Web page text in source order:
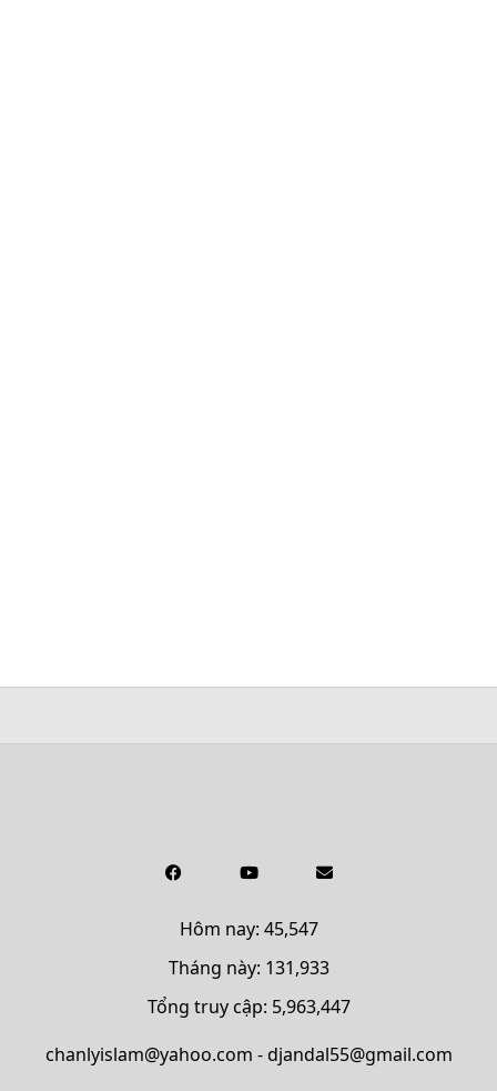
Hôm nay: 45,547
Tháng này: 131,933
Tổng truy cập: 5,963,447
chanlyislam@yahoo.com - djandal55@gmail.com